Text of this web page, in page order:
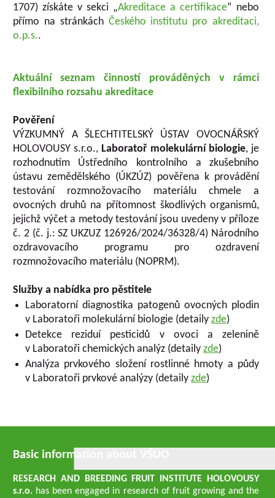
1707) získáte v sekci „Akreditace a certifikace“ nebo
přímo na stránkách Českého institutu pro akreditaci,
o.p.s..
Aktuální seznam činností prováděných v rámci
flexibilního rozsahu akreditace
Pověření
VÝZKUMNÝ A ŠLECHTITELSKÝ ÚSTAV OVOCNÁŘSKÝ
HOLOVOUSY s.r.o., Laboratoř molekulární biologie, je
rozhodnutím Ústředního kontrolního a zkušebního
ústavu zemědělského (ÚKZÚZ) pověřena k provádění
testování rozmnožovacího materiálu chmele a
ovocných druhů na přítomnost škodlivých organismů,
jejichž výčet a metody testování jsou uvedeny v příloze
č. 2 (č. j.:SZ UKZUZ 126926/2024/36328/4) Národního
ozdravovacího programu pro ozdravení
rozmnožovacího materiálu (NOPRM).
Služby a nabídka pro pěstitele
Laboratorní diagnostika patogenů ovocných plodin
v Laboratoři molekulární biologie (detailyzde)
Detekce reziduí pesticidů v ovoci a zelenině
v Laboratoři chemických analýz (detailyzde)
Analýza prvkového složení rostlinné hmoty a půdy
v Laboratoři prvkové analýzy (detailyzde)
Basic information about VŠÚO
RESEARCH AND BREEDING FRUIT INSTITUTE HOLOVOUSY
s.r.o. has been engaged in research of fruit growing and the